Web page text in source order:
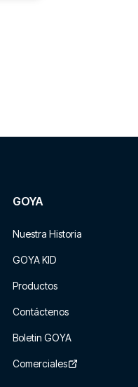
GOYA
Nuestra Historia
GOYA KID
Productos
Contáctenos
Boletin GOYA
Comerciales